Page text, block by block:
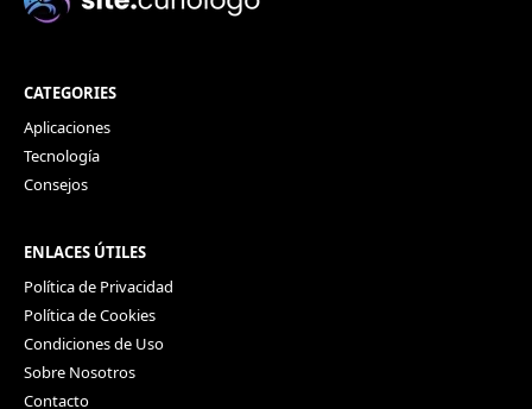
CATEGORIES
Aplicaciones
Tecnología
Consejos
ENLACES ÚTILES
Política de Privacidad
Política de Cookies
Condiciones de Uso
Sobre Nosotros
Contacto